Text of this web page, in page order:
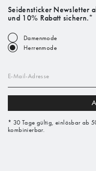
Seidensticker Newsletter
und 10% Rabatt sichern.*
Damenmode
Herrenmode
E-Mail-Adresse
* 30 Tage gültig, einlösbar ab
kombinierbar.